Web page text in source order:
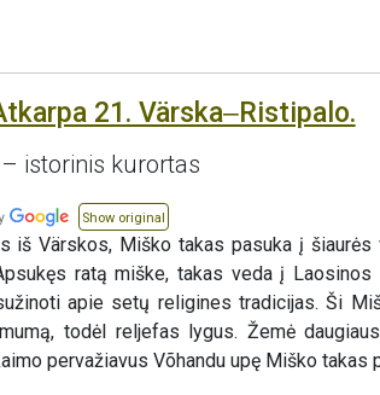
21. Värska‒Ristipalo.
istorinis kurortas
Show original
iš Värskos, Miško takas pasuka į
ratą miške, takas veda į
apie setų religines tradicijas. Ši
todėl reljefas lygus. Žemė
pervažiavus Võhandu upę Miško takas